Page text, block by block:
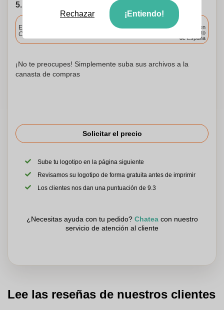
5. Elija su fecha de envío
Entrega estándar
Cargue y apruebe sus archivos antes de las 9.30 a.m.
Entrega en
cualquier punto
de España
¡No te preocupes! Simplemente suba sus archivos a la
canasta de compras
Solicitar el precio
Sube tu logotipo en la página siguiente
Revisamos su logotipo de forma gratuita antes de imprimir
Los clientes nos dan una puntuación de 9.3
¿Necesitas ayuda con tu pedido? Chateacon nuestro
servicio de atención al cliente
Lee las reseñas de nuestros clientes
Rechazar ¡Entiendo!